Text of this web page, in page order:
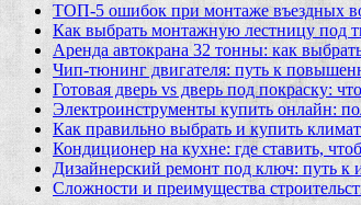
ТОП-5 ошибок при монтаже въездных
Как выбрать монтажную лестницу под
Аренда автокрана 32 тонны: как
Чип‑тюнинг двигателя: путь к
Готовая дверь vs дверь под покраску:
Электроинструменты купить онлайн:
Как правильно выбрать и купить
Кондиционер на кухне: где ставить,
Дизайнерский ремонт под ключ: путь к
Сложности и преимущества